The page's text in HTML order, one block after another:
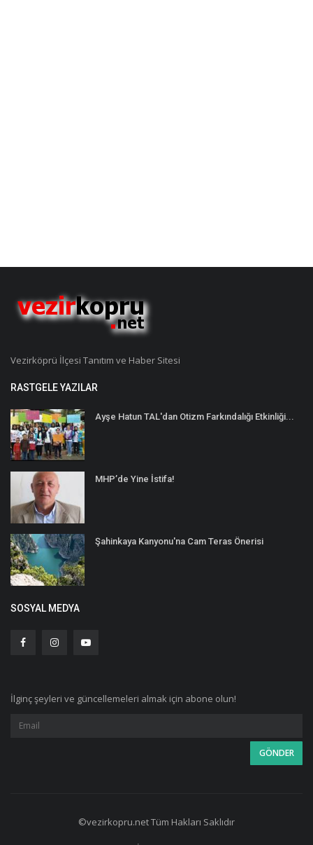
Vezirköprü İlçesi Tanıtım ve Haber Sitesi
RASTGELE YAZILAR
Ayşe Hatun TAL'dan Otizm Farkındalığı Etkinliği...
MHP’de Yine İstifa!
Şahinkaya Kanyonu'na Cam Teras Önerisi
SOSYAL MEDYA
İlginç şeyleri ve güncellemeleri almak için abone olun!
©vezirkopru.net Tüm Hakları Saklıdır